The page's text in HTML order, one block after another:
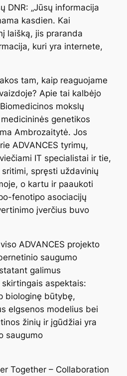
DNR: „Jūsų informacija
kasdien. Kai
laišką, jis praranda
kuri yra internete,
tam, kaip reaguojame
Apie tai kalbėjo
mokslų
genetikos
Ambrozaitytė. Jos
ADVANCES tyrimų,
IT specialistai ir tie,
spręsti uždavinių
o kartu ir paaukoti
fenotipo asociacijų
įverčius buvo
ADVANCES projekto
saugumo
galimus
aspektais:
biologinę būtybę,
elgsenos modelius bei
žinių ir įgūdžiai yra
saugumo
Together – Collaboration